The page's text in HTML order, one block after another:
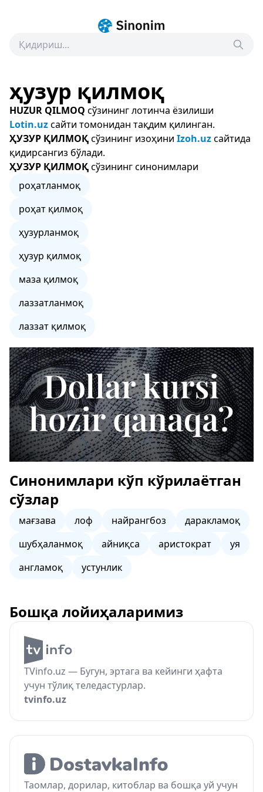
ҳузур қилмоқ
HUZUR QILMOQ сўзининг лотинча ёзилиши
Lotin.uzсайти томонидан тақдим қилинган.
ҲУЗУР ҚИЛМОҚсўзининг изоҳини Izoh.uzсайтида
қидирсангиз бўлади.
ҲУЗУР ҚИЛМОҚсўзининг синонимлари
роҳатланмоқ
роҳат қилмоқ
ҳузурланмоқ
ҳузур қилмоқ
маза қилмоқ
лаззатланмоқ
лаззат қилмоқ
Синонимлари кўп кўрилаётган
сўзлар
мағзава лоф найрангбоз
даракламоқ
шубҳаланмоқ
айниқса аристократ
уя
англамоқ
устунлик
Бошқа лойиҳаларимиз
TVinfo.uz — Бугун, эртага ва кейинги ҳафта
учун тўлиқ теледастурлар.
tvinfo.uz
Таомлар, дорилар, китоблар ва бошқа уй учун